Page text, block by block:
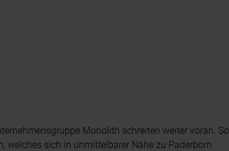
Monolith schreiten weiter voran. So
welches sich in unmittelbarer Nähe zu Paderborn